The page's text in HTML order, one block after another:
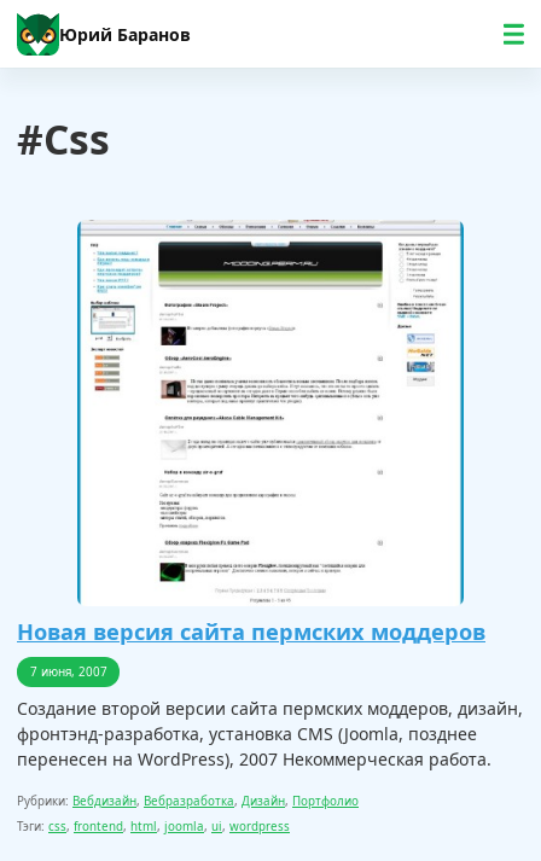
Юрий Баранов
#css
Новая версия сайта пермских моддеров
7 июня, 2007
Создание второй версии сайта пермских моддеров, дизайн,
фронтэнд-разработка, установка CMS (Joomla, позднее
перенесен на WordPress), 2007 Некоммерческая работа.
Рубрики: Вебдизайн, Вебразработка, Дизайн, Портфолио
Тэги: css, frontend, html , joomla, ui, wordpress